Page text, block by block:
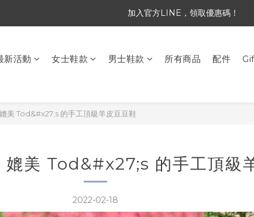
加入官方LINE，領取優惠碼！
全館消費滿 NT$3,300 免運
新活動 女士鞋款 男士鞋款 所有商品 配件
美 Tod&#x27;s 的手工頂級羊皮豆豆鞋
美 Tod&#x27;s 的手工頂級
2022-02-18